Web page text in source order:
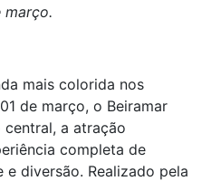
março.
mais colorida nos
de março, o Beiramar
a atração
completa de
diversão. Realizado pela